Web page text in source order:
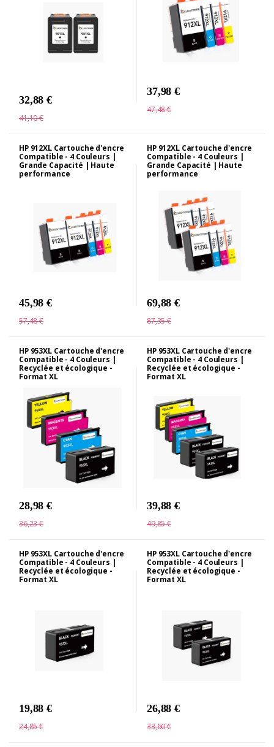
32,88 €
41,10 €
37,98 €
47,48 €
HP 912XL Cartouche d'encre
Compatible - 4 Couleurs |
Grande Capacité | Haute
performance
45,98 €
57,48 €
HP 912XL Cartouche d'encre
Compatible - 4 Couleurs |
Grande Capacité | Haute
performance
69,88 €
87,35 €
HP 953XL Cartouche d'encre
Compatible - 4 Couleurs |
Recyclée et écologique -
Format XL
28,98 €
36,23 €
HP 953XL Cartouche d'encre
Compatible - 4 Couleurs |
Recyclée et écologique -
Format XL
39,88 €
49,85 €
HP 953XL Cartouche d'encre
Compatible - 4 Couleurs |
Recyclée et écologique -
Format XL
19,88 €
24,85 €
HP 953XL Cartouche d'encre
Compatible - 4 Couleurs |
Recyclée et écologique -
Format XL
26,88 €
33,60 €